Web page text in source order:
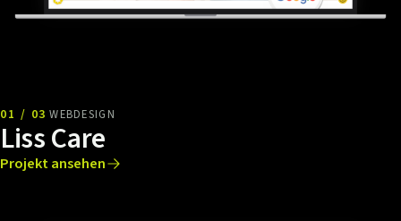
01 / 03 WEBDESIGN
Liss Care
Projekt ansehen